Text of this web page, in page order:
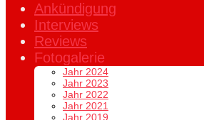
Ankündigung
Interviews
Reviews
Fotogalerie
Jahr 2024
Jahr 2023
Jahr 2022
Jahr 2021
Jahr 2019